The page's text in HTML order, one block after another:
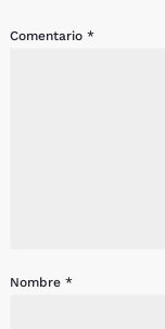
Comentario *
Nombre *